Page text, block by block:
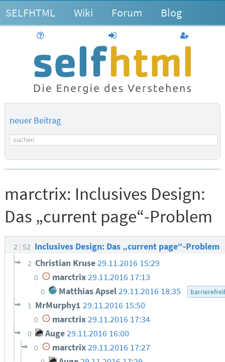
SELFHTML Wiki Forum Blog
anmelden
neuer Beitrag
Suchbegriff
marctrix: Inclusives Design:
Das „current page“-Problem
2 52 Inclusives Design: Das „current page“-Problem
2 Christian Kruse29.11.2016 15:29
0 marctrix 29.11.2016 17:13
0 Matthias Apsel29.11.2016 18:35
1 MrMurphy129.11.2016 15:50
0 marctrix 29.11.2016 17:34
0 Auge29.11.2016 16:00
0 marctrix 29.11.2016 17:27